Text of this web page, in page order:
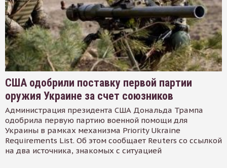
США одобрили поставку первой партии
оружия Украине за счет союзников
Администрация президента США Дональда Трампа
одобрила первую партию военной помощи для
Украины в рамках механизма Priority Ukraine
Requirements List. Об этом сообщает Reuters со ссылкой
на два источника, знакомых с ситуацией